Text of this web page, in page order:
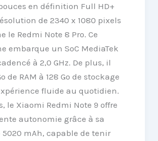
en définition Full HD+
de 2340 x 1080 pixels
le Redmi Note 8 Pro. Ce
embarque un SoC MediaTek
à 2,0 GHz. De plus, il
de RAM à 128 Go de stockage
fluide au quotidien.
le Xiaomi Redmi Note 9 offre
autonomie grâce à sa
5020 mAh, capable de tenir